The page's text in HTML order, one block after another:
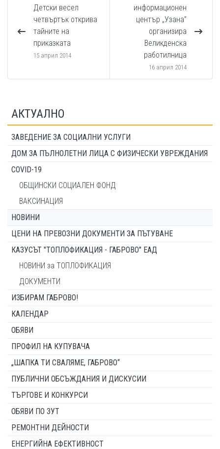
Детски весел
четвъртък открива
тайните на
приказката
15 април 2014
информационен
център „Узана”
организира
Великденска
работилница
16 април 2014
АКТУАЛНО
ЗАВЕДЕНИЕ ЗА СОЦИАЛНИ УСЛУГИ
ДОМ ЗА ПЪЛНОЛЕТНИ ЛИЦА С ФИЗИЧЕСКИ УВРЕЖДАНИЯ
COVID-19
ОБЩИНСКИ СОЦИАЛЕН ФОНД
ВАКСИНАЦИЯ
НОВИНИ
ЦЕНИ НА ПРЕВОЗНИ ДОКУМЕНТИ ЗА ПЪТУВАНЕ
КАЗУСЪТ "ТОПЛОФИКАЦИЯ - ГАБРОВО" ЕАД
НОВИНИ за ТОПЛОФИКАЦИЯ
ДОКУМЕНТИ
ИЗБИРАМ ГАБРОВО!
КАЛЕНДАР
ОБЯВИ
ПРОФИЛ НА КУПУВАЧА
„ШАПКА ТИ СВАЛЯМЕ, ГАБРОВО“
ПУБЛИЧНИ ОБСЪЖДАНИЯ И ДИСКУСИИ
ТЪРГОВЕ И КОНКУРСИ
ОБЯВИ ПО ЗУТ
РЕМОНТНИ ДЕЙНОСТИ
ЕНЕРГИЙНА ЕФЕКТИВНОСТ